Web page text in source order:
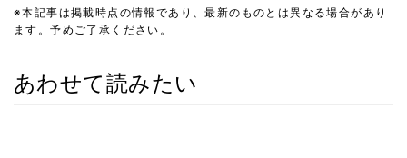
※本記事は掲載時点の情報であり、最新のものとは異なる場合があり
ます。予めご了承ください。
あわせて読みたい